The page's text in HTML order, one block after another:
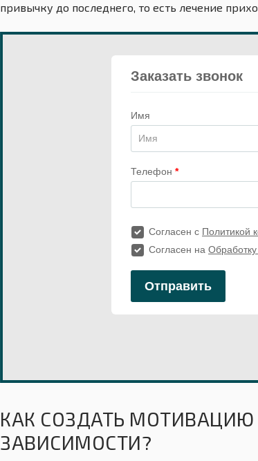
привычку до последнего, то есть лечение
КАК СОЗДАТЬ
ЗАВИСИМОСТИ?